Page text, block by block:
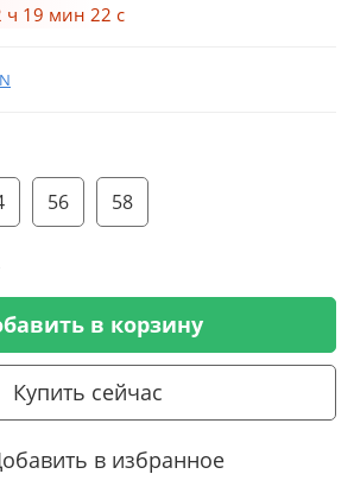
ч 19 мин 22 с
56 58
в корзину
Купить сейчас
в избранное